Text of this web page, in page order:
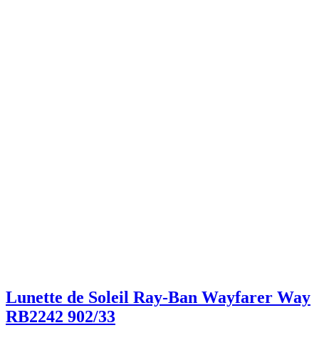
Lunette de Soleil Ray-Ban Wayfarer Way
RB2242 902/33